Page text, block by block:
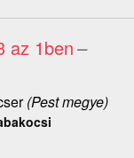
az 1ben–
(Pest megye)